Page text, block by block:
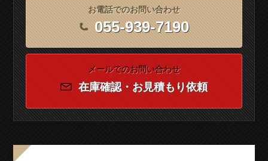
お電話でのお問い合わせ
055-939-7190
メールでのお問い合わせ
在庫確認・お見積もり依頼